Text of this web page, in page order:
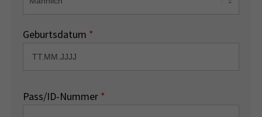
Geburtsdatum *
Pass/ID-Nummer *